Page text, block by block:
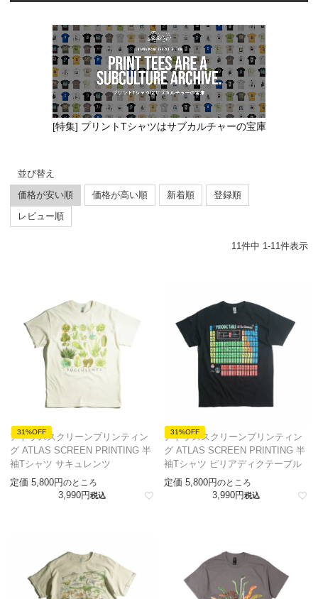
[特集] プリントTシャツはサブカルチャーの宝庫
並び替え
価格が安い順
価格が高い順 新着順
登録順
レビュー順
11件中 1-11件表示
31%OFF
アトラススクリーンプリンティン
グ ATLAS SCREEN PRINTING 半
袖Tシャツ サキュレンツ
定価 5,800 のところ
3,990 税込
31%OFF
アトラススクリーンプリンティン
グ ATLAS SCREEN PRINTING 半
袖Tシャツ ピリアディクテーブル
定価 5,800 のところ
3,990 税込